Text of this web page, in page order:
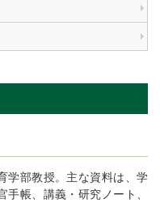
学部教授。主な資料は、学
帳、講義・研究ノート、